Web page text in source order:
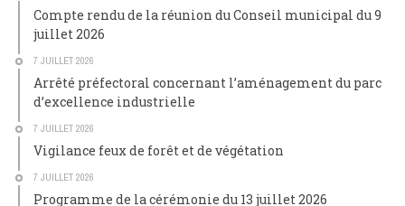
Compte rendu de la réunion du Conseil municipal du 9
juillet 2026
7 JUILLET 2026
Arrêté préfectoral concernant l’aménagement du parc
d’excellence industrielle
7 JUILLET 2026
Vigilance feux de forêt et de végétation
7 JUILLET 2026
Programme de la cérémonie du 13 juillet 2026